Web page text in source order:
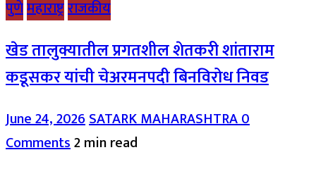
पुणेमहाराष्ट्रराजकीय
खेड तालुक्यातील प्रगतशील शेतकरी शांताराम
कडूसकर यांची चेअरमनपदी बिनविरोध निवड
June 24, 2026SATARK MAHARASHTRA0
Comments2 min read